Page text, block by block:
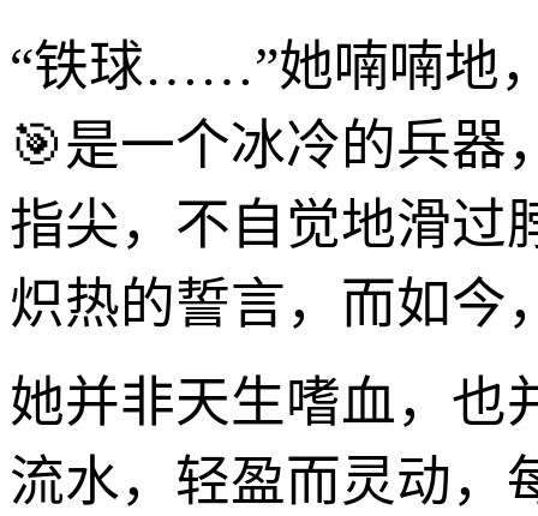
“铁球……”她喃喃地
🎯是一个冰冷的兵器
指尖，不自觉地滑过
炽热的誓言，而如今
她并非天生嗜血，也
流水，轻盈而灵动，